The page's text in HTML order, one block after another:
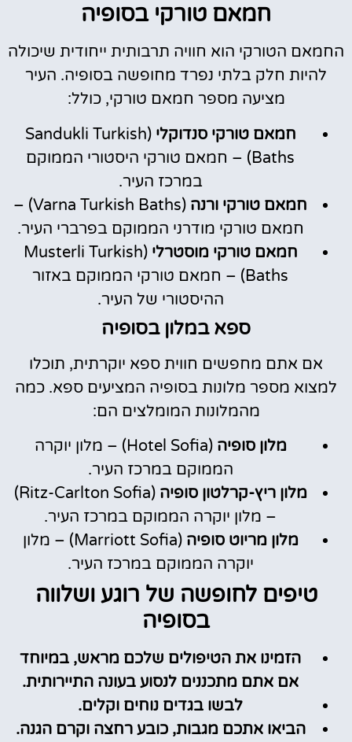
חמאם טורקי בסופיה
החמאם הטורקי הוא חוויה תרבותית ייחודית שיכולה
להיות חלק בלתי נפרד מחופשה בסופיה. העיר
מציעה מספר חמאם טורקי, כולל:
חמאם טורקי סנדוקלי (Sandukli Turkish
Baths) – חמאם טורקי היסטורי הממוקם
במרכז העיר.
חמאם טורקי ורנה
(Varna Turkish Baths) –
חמאם טורקי מודרני הממוקם בפרברי העיר.
חמאם טורקי מוסטרלי (Musterli Turkish
Baths) – חמאם טורקי הממוקם באזור
ההיסטורי של העיר.
ספא במלון בסופיה
אם אתם מחפשים חווית ספא יוקרתית, תוכלו
למצוא מספר מלונות בסופיה המציעים ספא. כמה
מהמלונות המומלצים הם:
מלון סופיה
(Hotel Sofia) – מלון יוקרה
הממוקם במרכז העיר.
מלון ריץ-קרלטון סופיה
(Ritz-Carlton Sofia)
– מלון יוקרה הממוקם במרכז העיר.
מלון מריוט סופיה
(Marriott Sofia) – מלון
יוקרה הממוקם במרכז העיר.
טיפים לחופשה של רוגע ושלווה
בסופיה
הזמינו את הטיפולים שלכם מראש, במיוחד
אם אתם מתכננים לנסוע בעונה התיירותית.
לבשו בגדים נוחים וקלים.
הביאו אתכם מגבות, כובע רחצה וקרם הגנה.